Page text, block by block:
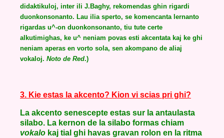
didaktikuloj, inter ili J.Baghy, rekomendas ghin rigardi
duonkonsonanto. Lau ilia sperto, se komencanta lernanto
rigardas u^-on duonkonsonanto, tiu tute certe
alkutimighas, ke u^ neniam povas esti akcentata kaj ke ghi
neniam aperas en vorto sola, sen akompano de aliaj
vokaloj. Noto de Red.)
3. Kie estas la akcento? Kion vi scias pri ghi?
La akcento senescepte estas sur la antaulasta
silabo. La kernon de la silabo formas chiam
vokalo kaj tial ghi havas gravan rolon en la ritma